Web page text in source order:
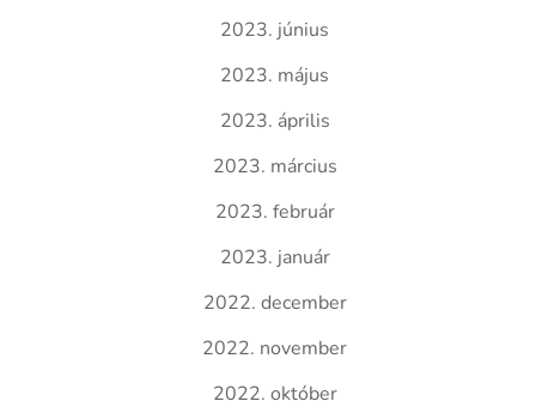
2023. június
2023. május
2023. április
2023. március
2023. február
2023. január
2022. december
2022. november
2022. október